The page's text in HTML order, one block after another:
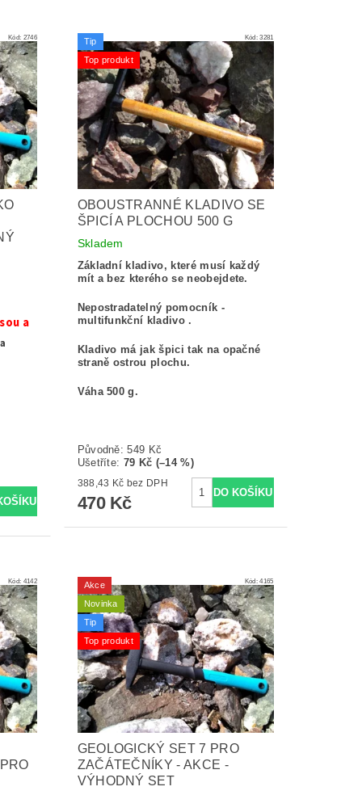
Kód: 2746
a
Tip
Top produkt
Kód:3281
OBOUSTRANNÉ KLADIVO SE
ŠPICÍ A PLOCHOU 500 G
Skladem
Základní kladivo, které musí každý
mít a bez kterého se neobejdete.
Nepostradatelný pomocník -
multifunkční kladivo .
Kladivo má jak špici tak na opačné
straně ostrou plochu.
Váha 500 g.
Původně:549 Kč
Ušetříte: 79 Kč (–14 %)
388,43 Kč bez DPH
470 Kč
Kód: 4142
Akce
Novinka
Tip
Top produkt
Kód:4165
GEOLOGICKÝ SET 7 PRO
ZAČÁTEČNÍKY - AKCE -
VÝHODNÝ SET